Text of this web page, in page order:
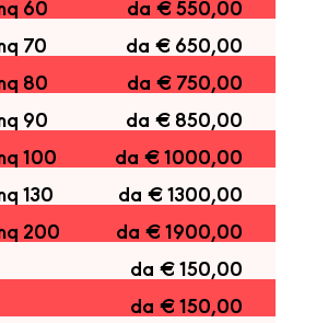
60
da € 550,00
70
da € 650,00
80
da € 750,00
90
da € 850,00
100
da € 1000,00
130
da € 1300,00
200
da € 1900,00
da € 150,00
da € 150,00